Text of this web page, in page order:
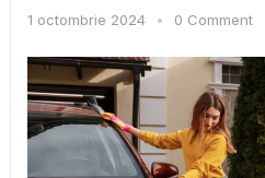
1 octombrie 2024 • 0 Comment